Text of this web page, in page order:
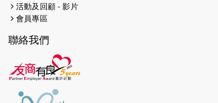
2026-04-12
2026-04-11
2026-04-10 太古家＋賞系列：漫步魔術與音樂
2026-04-09
活動及回顧 - 影片
會員專區
聯絡我們